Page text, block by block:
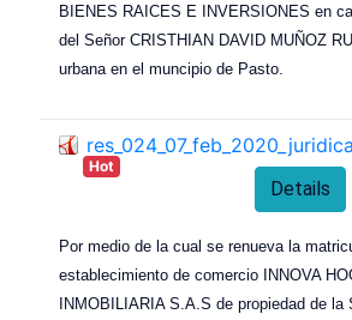
BIENES RAICES E INVERSIONES en
del Señor CRISTHIAN DAVID MUÑOZ
urbana en el muncipio de Pasto.
Hot
Details
Por medio de la cual se renueva la
establecimiento de comercio INNOVA
INMOBILIARIA S.A.S de propiedad de la